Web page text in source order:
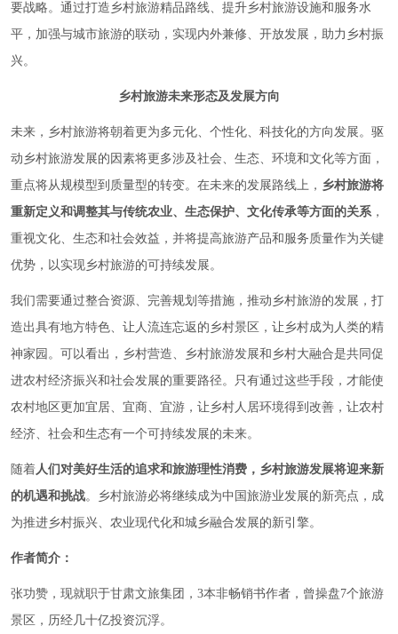
要战略。通过打造乡村旅游精品路线、提升乡村旅游设施和服务水
平，加强与城市旅游的联动，实现内外兼修、开放发展，助力乡村振
兴。
乡村旅游未来形态及发展方向
未来，乡村旅游将朝着更为多元化、个性化、科技化的方向发展。驱
动乡村旅游发展的因素将更多涉及社会、生态、环境和文化等方面，
重点将从规模型到质量型的转变。在未来的发展路线上， 乡村旅游将
重新定义和调整其与传统农业、生态保护、文化传承等方面的关系，
重视文化、生态和社会效益，并将提高旅游产品和服务质量作为关键
优势，以实现乡村旅游的可持续发展。
我们需要通过整合资源、完善规划等措施，推动乡村旅游的发展，打
造出具有地方特色、让人流连忘返的乡村景区，让乡村成为人类的精
神家园。可以看出，乡村营造、乡村旅游发展和乡村大融合是共同促
进农村经济振兴和社会发展的重要路径。只有通过这些手段，才能使
农村地区更加宜居、宜商、宜游，让乡村人居环境得到改善，让农村
经济、社会和生态有一个可持续发展的未来。
随着 人们对美好生活的追求和旅游理性消费，乡村旅游发展将迎来新
的机遇和挑战。乡村旅游必将继续成为中国旅游业发展的新亮点，成
为推进乡村振兴、农业现代化和城乡融合发展的新引擎。
作者简介：
张功赞，现就职于甘肃文旅集团，3本非畅销书作者，曾操盘7个旅游
景区，历经几十亿投资沉浮。